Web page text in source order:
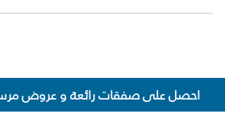
احصل على صفقات رائعة و عروض